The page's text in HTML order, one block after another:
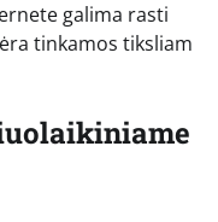
galima rasti
tinkamos tiksliam